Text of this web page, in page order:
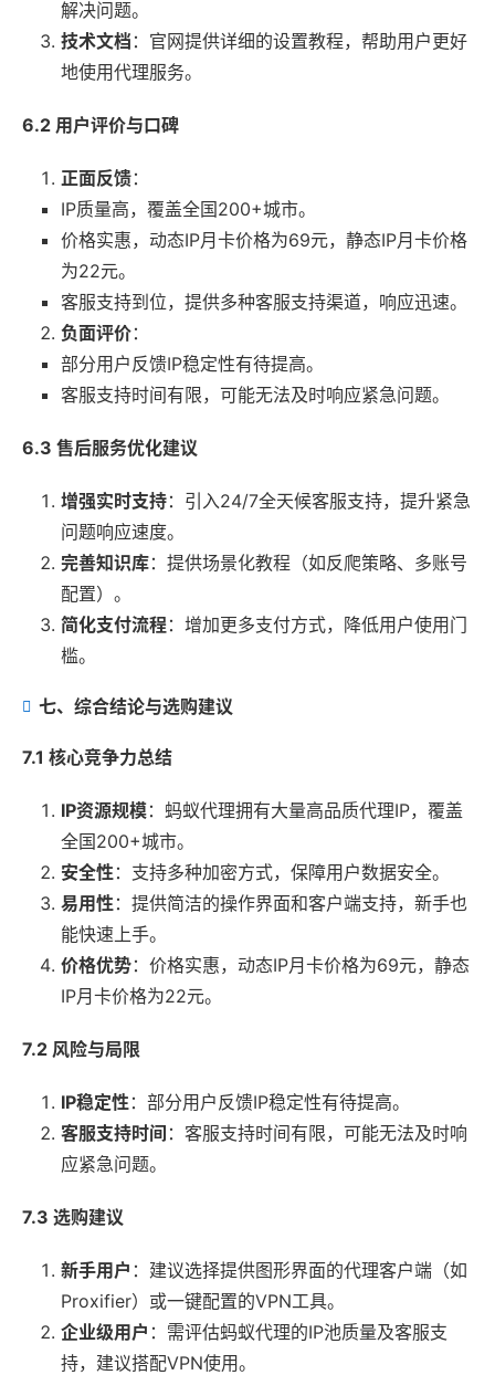
解决问题。
技术文档 ：官网提供详细的设置教程，帮助用户更好
地使用代理服务。
6.2 用户评价与口碑
正面反馈：
IP质量高，覆盖全国200+城市。
价格实惠，动态IP月卡价格为69元，静态IP月卡价格
为22元。
客服支持到位，提供多种客服支持渠道，响应迅速。
负面评价：
部分用户反馈IP稳定性有待提高。
客服支持时间有限，可能无法及时响应紧急问题。
6.3 售后服务优化建议
增强实时支持：引入24/7全天候客服支持，提升紧急
问题响应速度。
完善知识库：提供场景化教程（如反爬策略、多账号
配置）。
简化支付流程：增加更多支付方式，降低用户使用门
槛。
七、综合结论与选购建议
7.1 核心竞争力总结
IP资源规模：蚂蚁代理拥有大量高品质代理IP，覆盖
全国200+城市。
安全性 ：支持多种加密方式，保障用户数据安全。
易用性 ：提供简洁的操作界面和客户端支持，新手也
能快速上手。
价格优势：价格实惠，动态IP月卡价格为69元，静态
IP月卡价格为22元。
7.2 风险与局限
IP稳定性 ：部分用户反馈IP稳定性有待提高。
客服支持时间 ：客服支持时间有限，可能无法及时响
应紧急问题。
7.3 选购建议
新手用户 ：建议选择提供图形界面的代理客户端（如
Proxifier）或一键配置的VPN工具。
企业级用户 ：需评估蚂蚁代理的IP池质量及客服支
持，建议搭配VPN使用。